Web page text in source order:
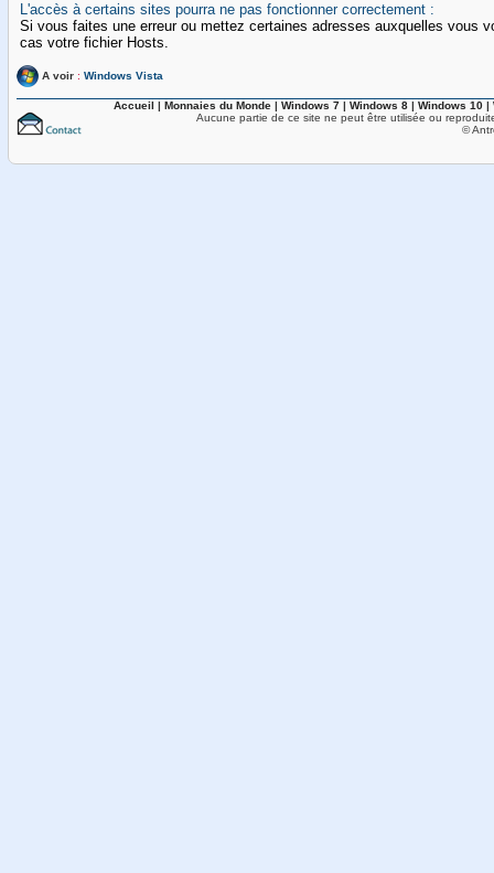
L'accès à certains sites pourra ne pas fonctionner correctement :
Si vous faites une erreur ou mettez certaines adresses auxquelles vous
cas votre fichier Hosts.
A voir : Windows Vista
Accueil | Monnaies du Monde | Windows 7 | Windows 8 | Windows 10 |
Aucune partie de ce site ne peut être utilisée ou
©